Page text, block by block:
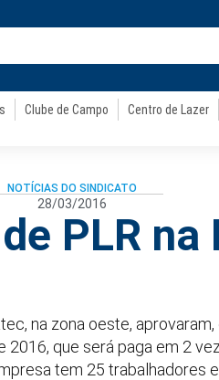
Clube de Campo Centro de Lazer
NOTÍCIAS DO SINDICATO
28/03/2016
PLR na
na zona oeste,
que será paga em 2
tem 25 trabalhadores